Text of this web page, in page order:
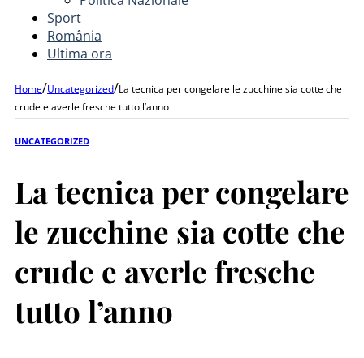
Sport
România
Ultima ora
Home/Uncategorized/La tecnica per congelare le zucchine sia cotte che
crude e averle fresche tutto l’anno
UNCATEGORIZED
La tecnica per congelare
le zucchine sia cotte che
crude e averle fresche
tutto l’anno